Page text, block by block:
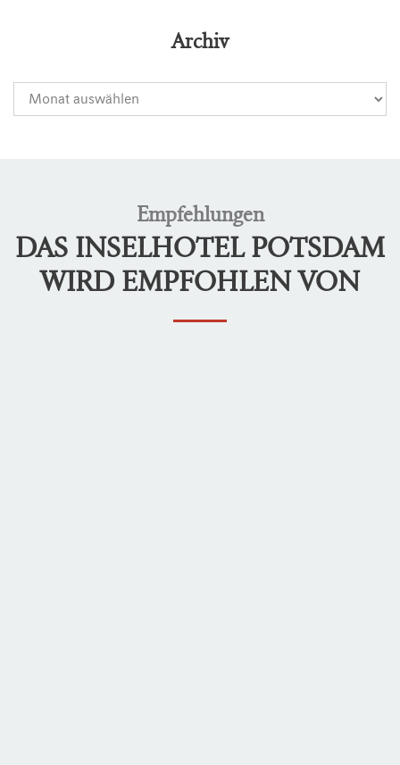
Archiv
Empfehlungen
DAS INSELHOTEL POTSDAM
WIRD EMPFOHLEN VON